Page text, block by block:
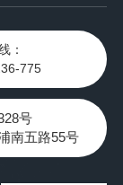
：
775
号
南五路55号